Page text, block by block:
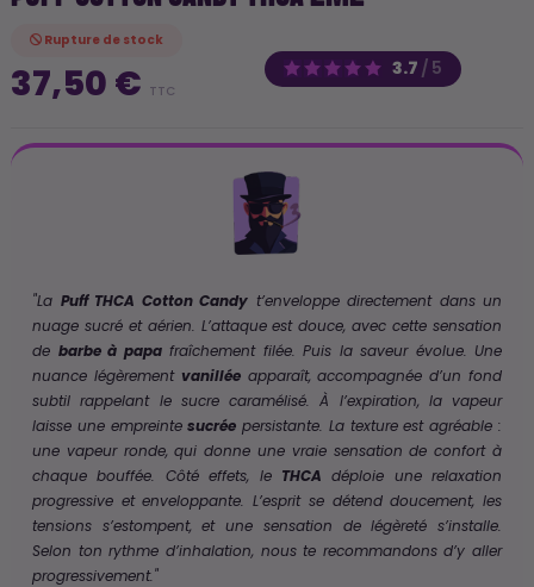
3.7 / 5
Rupture de stock
37,50 € TTC
"La Puff THCA Cotton Candy t’enveloppe directement dans un
nuage sucré et aérien. L’attaque est douce, avec cette sensation
de barbe à papafraîchement filée. Puis la saveur évolue. Une
nuance légèrement vanilléeapparaît, accompagnée d’un fond
subtil rappelant le sucre caramélisé. À l’expiration, la vapeur
laisse une empreintesucrée persistante. La texture est agréable :
une vapeur ronde, qui donne une vraie sensation de confort à
chaque bouffée. Côté effets, le
THCA déploie une relaxation
progressive et enveloppante. L’esprit se détend doucement, les
tensions s’estompent, et une sensation de légèreté s’installe.
Selon ton rythme d’inhalation, nous te recommandons d’y aller
progressivement."